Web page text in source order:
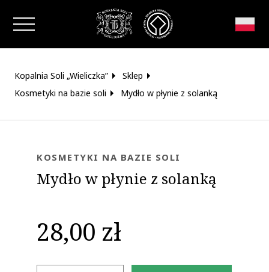
Zamknij okno
Kopalnia Soli „Wieliczka”
Sklep
Kosmetyki na bazie soli
Mydło w płynie z solanką
KOSMETYKI NA BAZIE SOLI
Mydło w płynie z solanką
28,00 zł